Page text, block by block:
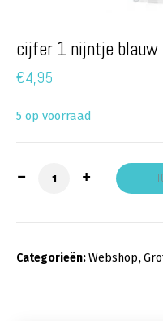
cijfer 1 nijntje blauw
€4,95
5 op voorraad
cijfer 1 nijntje
Categorieën:Webshop,